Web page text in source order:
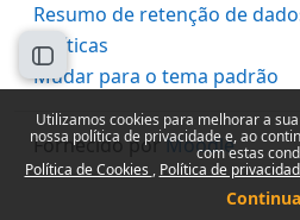
Utilizamos cookies para melhorar a
nossa política de privacidade e, ao
com estas
Política de Cookies
Política de
Abrir índice do curso
Resumo de retenção de
Políticas
Mudar para o tema padrão
Fornecido porMoodle